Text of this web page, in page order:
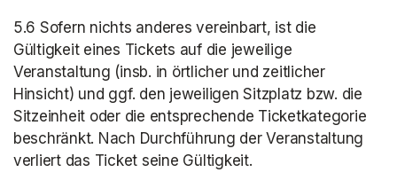
5.6 Sofern nichts anderes vereinbart, ist die
Gültigkeit eines Tickets auf die jeweilige
Veranstaltung (insb. in örtlicher und zeitlicher
Hinsicht) und ggf. den jeweiligen Sitzplatz bzw. die
Sitzeinheit oder die entsprechende Ticketkategorie
beschränkt. Nach Durchführung der Veranstaltung
verliert das Ticket seine Gültigkeit.